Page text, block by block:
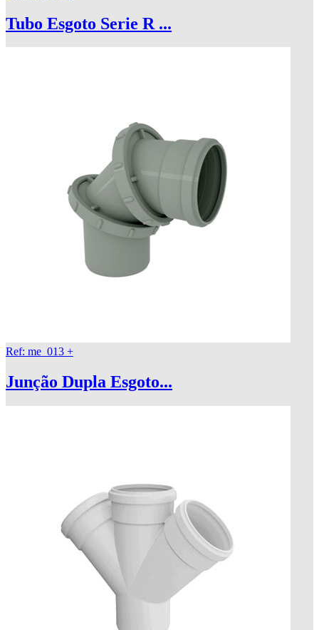
Tubo Esgoto Serie R ...
Ref: me_013 +
Junção Dupla Esgoto...